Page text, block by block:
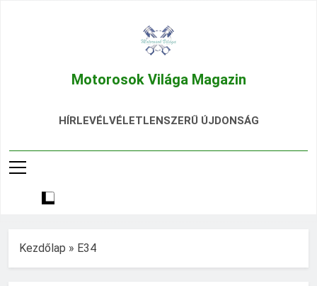
Motorosok Világa Magazin
Hírek, Tesztek, Élmények Egy Helyen!
HÍRLEVÉLVÉLETLENSZERŰ ÚJDONSÁG
Kezdőlap » E34